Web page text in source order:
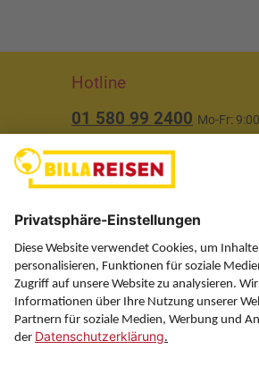
Hotline
01 580 99 2400 Mo-Fr:
Über uns
Service
Information
Folgen Sie uns auf